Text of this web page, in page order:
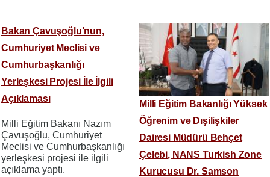
Bakan Çavuşoğlu’nun,
Cumhuriyet Meclisi ve
Cumhurbaşkanlığı
Yerleşkesi Projesi İle İlgili
Açıklaması
Milli Eğitim Bakanı Nazım
Çavuşoğlu, Cumhuriyet
Meclisi ve Cumhurbaşkanlığı
yerleşkesi projesi ile ilgili
açıklama yaptı.
Milli Eğitim Bakanlığı Yüksek
Öğrenim ve Dışilişkiler
Dairesi Müdürü Behçet
Çelebi, NANS Turkish Zone
Kurucusu Dr. Samson